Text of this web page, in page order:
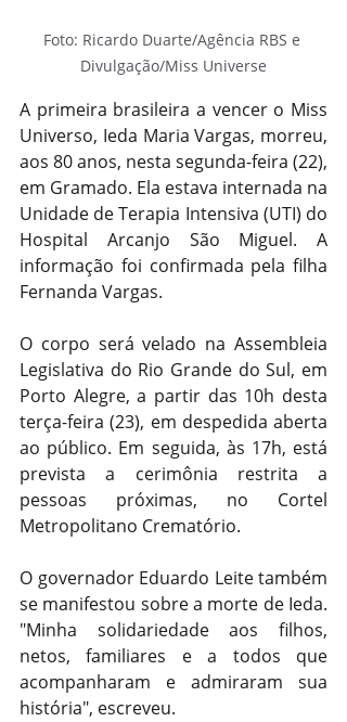
Foto: Ricardo Duarte/Agência RBS e
Divulgação/Miss Universe
A primeira brasileira a vencer o Miss
Universo, Ieda Maria Vargas, morreu,
aos 80 anos, nesta segunda-feira (22),
em Gramado. Ela estava internada na
Unidade de Terapia Intensiva (UTI) do
Hospital Arcanjo São Miguel. A
informação foi confirmada pela filha
Fernanda Vargas.
O corpo será velado na Assembleia
Legislativa do Rio Grande do Sul, em
Porto Alegre, a partir das 10h desta
terça-feira (23), em despedida aberta
ao público. Em seguida, às 17h, está
prevista a cerimônia restrita a
pessoas próximas, no Cortel
Metropolitano Crematório.
O governador Eduardo Leite também
se manifestou sobre a morte de Ieda.
"Minha solidariedade aos filhos,
netos, familiares e a todos que
acompanharam e admiraram sua
história", escreveu.